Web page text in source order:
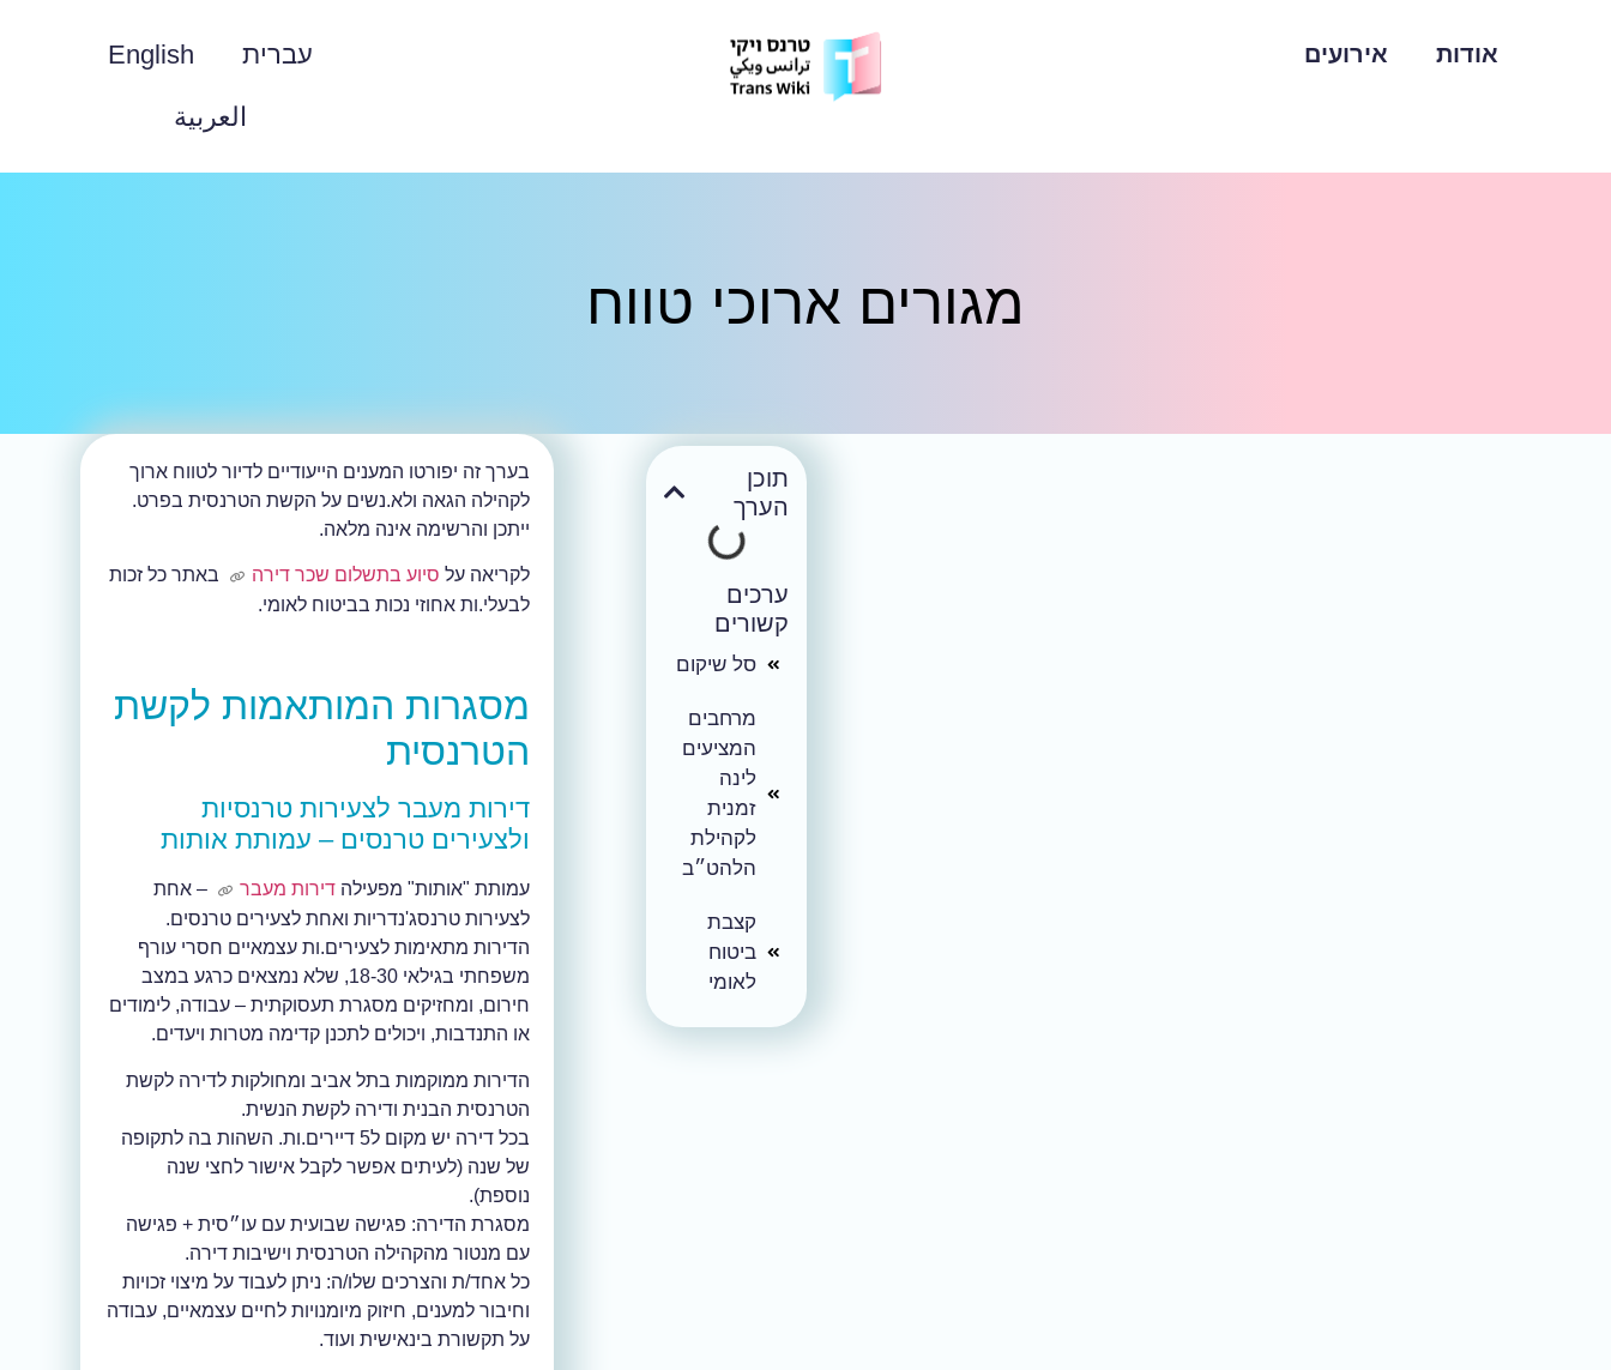
אודות אירועים עברית English
العربية
מגורים ארוכי טווח
תוכן
הערך
ערכים
קשורים
סל שיקום
מרחבים
המציעים
לינה
זמנית
לקהילת
הלהט״ב
קצבת
ביטוח
לאומי
בערך זה יפורטו המענים הייעודיים לדיור לטווח ארוך
לקהילה הגאה ולא.נשים על הקשת הטרנסית בפרט.
ייתכן והרשימה אינה מלאה.
לקריאה על סיוע בתשלום שכר דירה
באתר כל זכות
לבעלי.ות אחוזי נכות בביטוח לאומי.
מסגרות המותאמות לקשת
הטרנסית
דירות מעבר לצעירות טרנסיות
ולצעירים טרנסים – עמותת אותות
עמותת "אותות" מפעילהדירות מעבר
– אחת
לצעירות טרנסג'נדריות ואחת לצעירים טרנסים.
הדירות מתאימות לצעירים.ות עצמאיים חסרי עורף
משפחתי בגילאי 18-30, שלא נמצאים כרגע במצב
חירום, ומחזיקים מסגרת תעסוקתית – עבודה, לימודים
או התנדבות, ויכולים לתכנן קדימה מטרות ויעדים.
הדירות ממוקמות בתל אביב ומחולקות לדירה לקשת
הטרנסית הבנית ודירה לקשת הנשית.
בכל דירה יש מקום ל5 דיירים.ות. השהות בה לתקופה
של שנה (לעיתים אפשר לקבל אישור לחצי שנה
נוספת).
מסגרת הדירה: פגישה שבועית עם עו״סית + פגישה
עם מנטור מהקהילה הטרנסית וישיבות דירה.
כל אחד/ת והצרכים שלו/ה: ניתן לעבוד על מיצוי זכויות
וחיבור למענים, חיזוק מיומנויות לחיים עצמאיים, עבודה
על תקשורת בינאישית ועוד.